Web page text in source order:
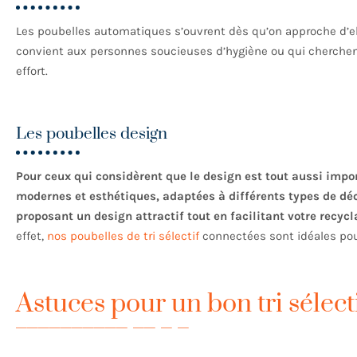
Les poubelles automatiques s’ouvrent dès qu’on approche
convient aux personnes soucieuses d’hygiène ou qui
effort.
Les poubelles design
Pour ceux qui considèrent que le design est tout aussi
modernes et esthétiques, adaptées à différents types de
proposant un design attractif tout en facilitant votre
effet, nos poubelles de tri sélectif connectées sont idéales
Astuces pour un bon tri